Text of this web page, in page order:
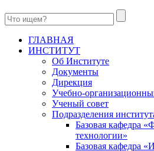
ГЛАВНАЯ
ИНСТИТУТ
Об Институте
Документы
Дирекция
Учебно-
Ученый совет
Подразделения
Базовая кафедра
технологии»
Базовая кафедра